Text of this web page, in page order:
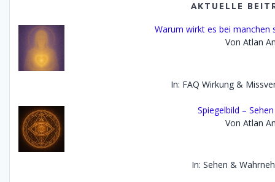
AKTUELLE
Warum wirkt es bei manchen
Von Atlan
In: FAQ Wirkung &
Spiegelbild –
Von Atlan
In: Sehen &